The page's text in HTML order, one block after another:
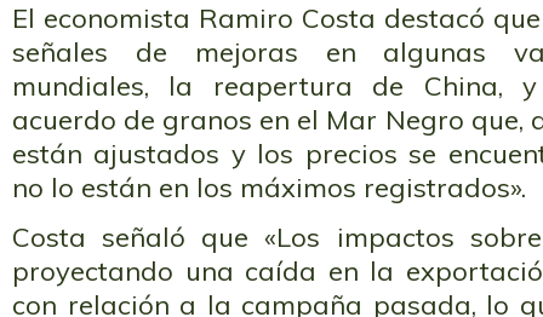
El economista Ramiro Costa destacó
señales de mejoras en algunas
mundiales, la reapertura de China,
acuerdo de granos en el Mar Negro que,
están ajustados y los precios se
no lo están en los máximos registrados».
Costa señaló que «Los impactos
proyectando una caída en la
con relación a la campaña pasada, lo